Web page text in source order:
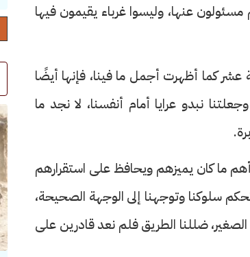
عنها، وليسوا غرباء يقيمون فيها
عشر كما أظهرت أجمل ما فينا، فإنها أيضًا
نبدو عرايا أمام أنفسنا، لا نجد ما
ما كان يميزهم ويحافظ على استقرارهم
سلوكنا وتوجهنا إلى الوجهة الصحيحة،
ضللنا الطريق فلم نعد قادرين على